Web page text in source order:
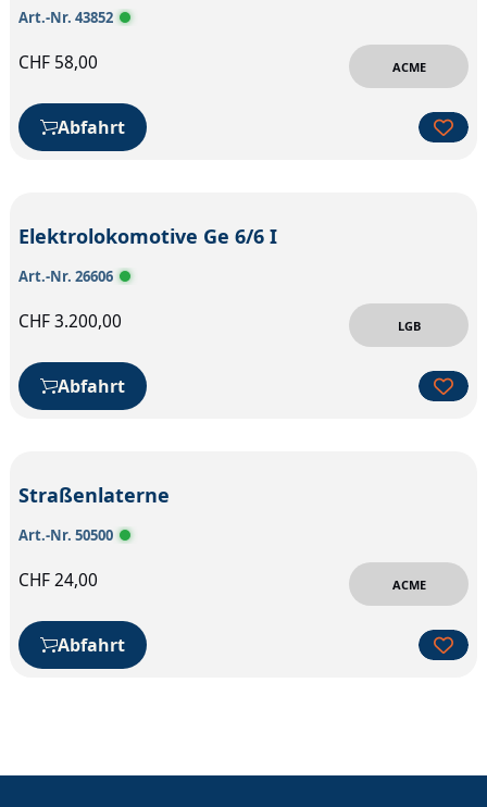
Art.-Nr. 43852
CHF 58,00 ACME
Abfahrt
Elektrolokomotive Ge 6/6 I
Art.-Nr. 26606
CHF3.200,00 LGB
Abfahrt
Straßenlaterne
Art.-Nr. 50500
CHF24,00 ACME
Abfahrt